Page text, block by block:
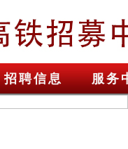
招聘信息 服务